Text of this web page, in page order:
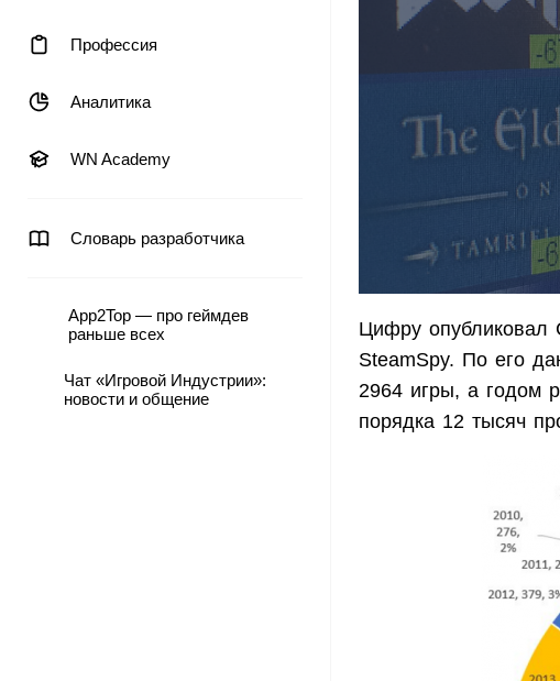
Профессия
Аналитика
WN Academy
Словарь разработчика
App2Top — про геймдев
раньше всех
Чат «Игровой Индустрии»:
новости и общение
Цифру опубликовал
SteamSpy. По его
2964 игры, а годом
порядка 12 тысяч